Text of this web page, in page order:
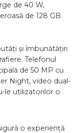
de 40 W,
de 128 GB.
și îmbunătățiri
Telefonul
de 50 MP cu
Night, video dual-
le utilizatorilor o
o experiență